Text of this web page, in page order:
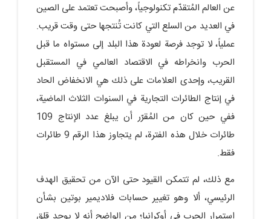
عن العالم المُتقدّم تكنولوجياً، وأصبحت تعتمد على الصين
في العديد من السلع التي كانت تُنتجها حتى وقت قريب.
عملياً، لا توجد فرصة لعودة هذا البلد إلى مستواه ما قبل
الحرب وانخراطه في الاقتصاد العالمي في المستقبل
القريب، وإحدى العلامات على ذلك هي الانخفاض الحاد
في إنتاج الطائرات التجارية في السنوات الثلاث الماضية،
ففي حين كان من المُقرّر أن يبلغ عدد الإنتاج 109
طائرات خلال هذه الفترة، لم يتجاوز هذا الرقم 9 طائرات
فقط.
مع ذلك، لم تتمكن القيود حتى الآن من تحقيق الهدف
الرئيسي، ألا وهو تغيير حسابات فلاديمير بوتين بشأن